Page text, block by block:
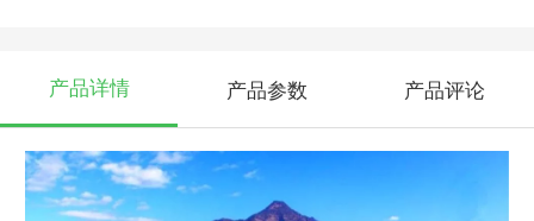
产品详情 产品参数 产品评论